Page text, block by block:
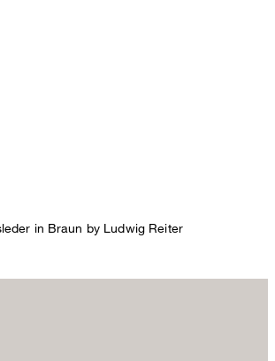
in Braun by Ludwig Reiter